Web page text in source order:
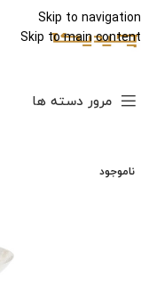
Skip to navigation
Skip to main content
مرور دسته ها
ناموجود